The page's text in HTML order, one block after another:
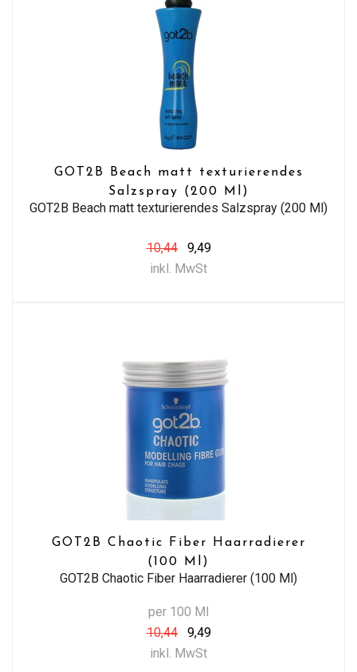
GOT2B Beach matt texturierendes
Salzspray (200 Ml)
GOT2B Beach matt texturierendes Salzspray (200 Ml)
10,44
9,49
inkl. MwSt
GOT2B Chaotic Fiber Haarradierer
(100 Ml)
GOT2B Chaotic Fiber Haarradierer (100 Ml)
per 100 Ml
10,44
9,49
inkl. MwSt